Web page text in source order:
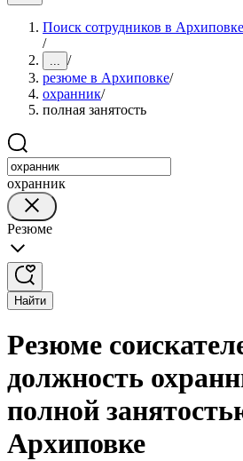
Поиск сотрудников в Архиповке
/
... /
резюме в Архиповке/
охранник/
полная занятость
охранник
Резюме
Найти
Резюме
должность
полной
Архиповке